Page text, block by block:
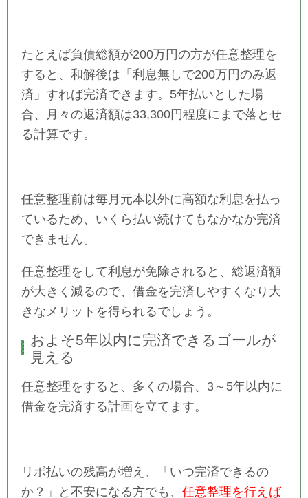
たとえば負債総額が200万円の方が任意整理を
すると、和解後は「利息無しで200万円のみ返
済」すれば完済できます。5年払いとした場
合、月々の返済額は33,300円程度にまで落とせ
る計算です。
任意整理前は毎月元本以外に高額な利息を払っ
ているため、いくら払い続けてもなかなか完済
できません。
任意整理をして利息が免除されると、総返済額
が大きく減るので、借金を完済しやすくなり大
きなメリットを得られるでしょう。
およそ5年以内に完済できるゴールが
見える
任意整理をすると、多くの場合、3～5年以内に
借金を完済する計画を立てます。
リボ払いの残高が増え、「いつ完済できるの
か？」と不安になる方でも、 任意整理を行えば